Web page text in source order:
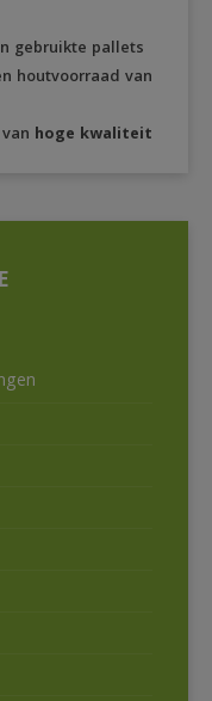
gebruikte pallets
houtvoorraad van
hoge kwaliteit